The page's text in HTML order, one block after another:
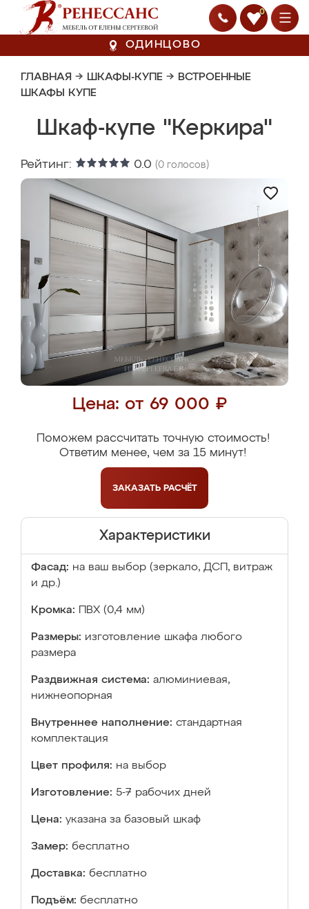
0
ОДИНЦОВО
ГЛАВНАЯ → ШКАФЫ-КУПЕ → ВСТРОЕННЫЕ
ШКАФЫ КУПЕ
Шкаф-купе "Керкира"
Рейтинг: 0.0 (0 голосов)
Цена: от 69 000 ₽
Поможем рассчитать точную стоимость!
Ответим менее, чем за 15 минут!
ЗАКАЗАТЬ РАСЧЁТ
Характеристики
Фасад: на ваш выбор (зеркало, ДСП, витраж
и др.)
Кромка: ПВХ (0,4 мм)
Размеры: изготовление шкафа любого
размера
Раздвижная система: алюминиевая,
нижнеопорная
Внутреннее наполнение: стандартная
комплектация
Цвет профиля: на выбор
Изготовление: 5-7 рабочих дней
Цена: указана за базовый шкаф
Замер: бесплатно
Доставка: бесплатно
Подъём: бесплатно